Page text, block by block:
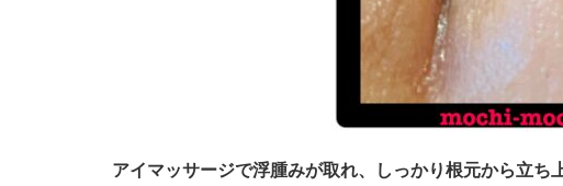
アイマッサージで浮腫みが取れ、しっかり根元から立ち